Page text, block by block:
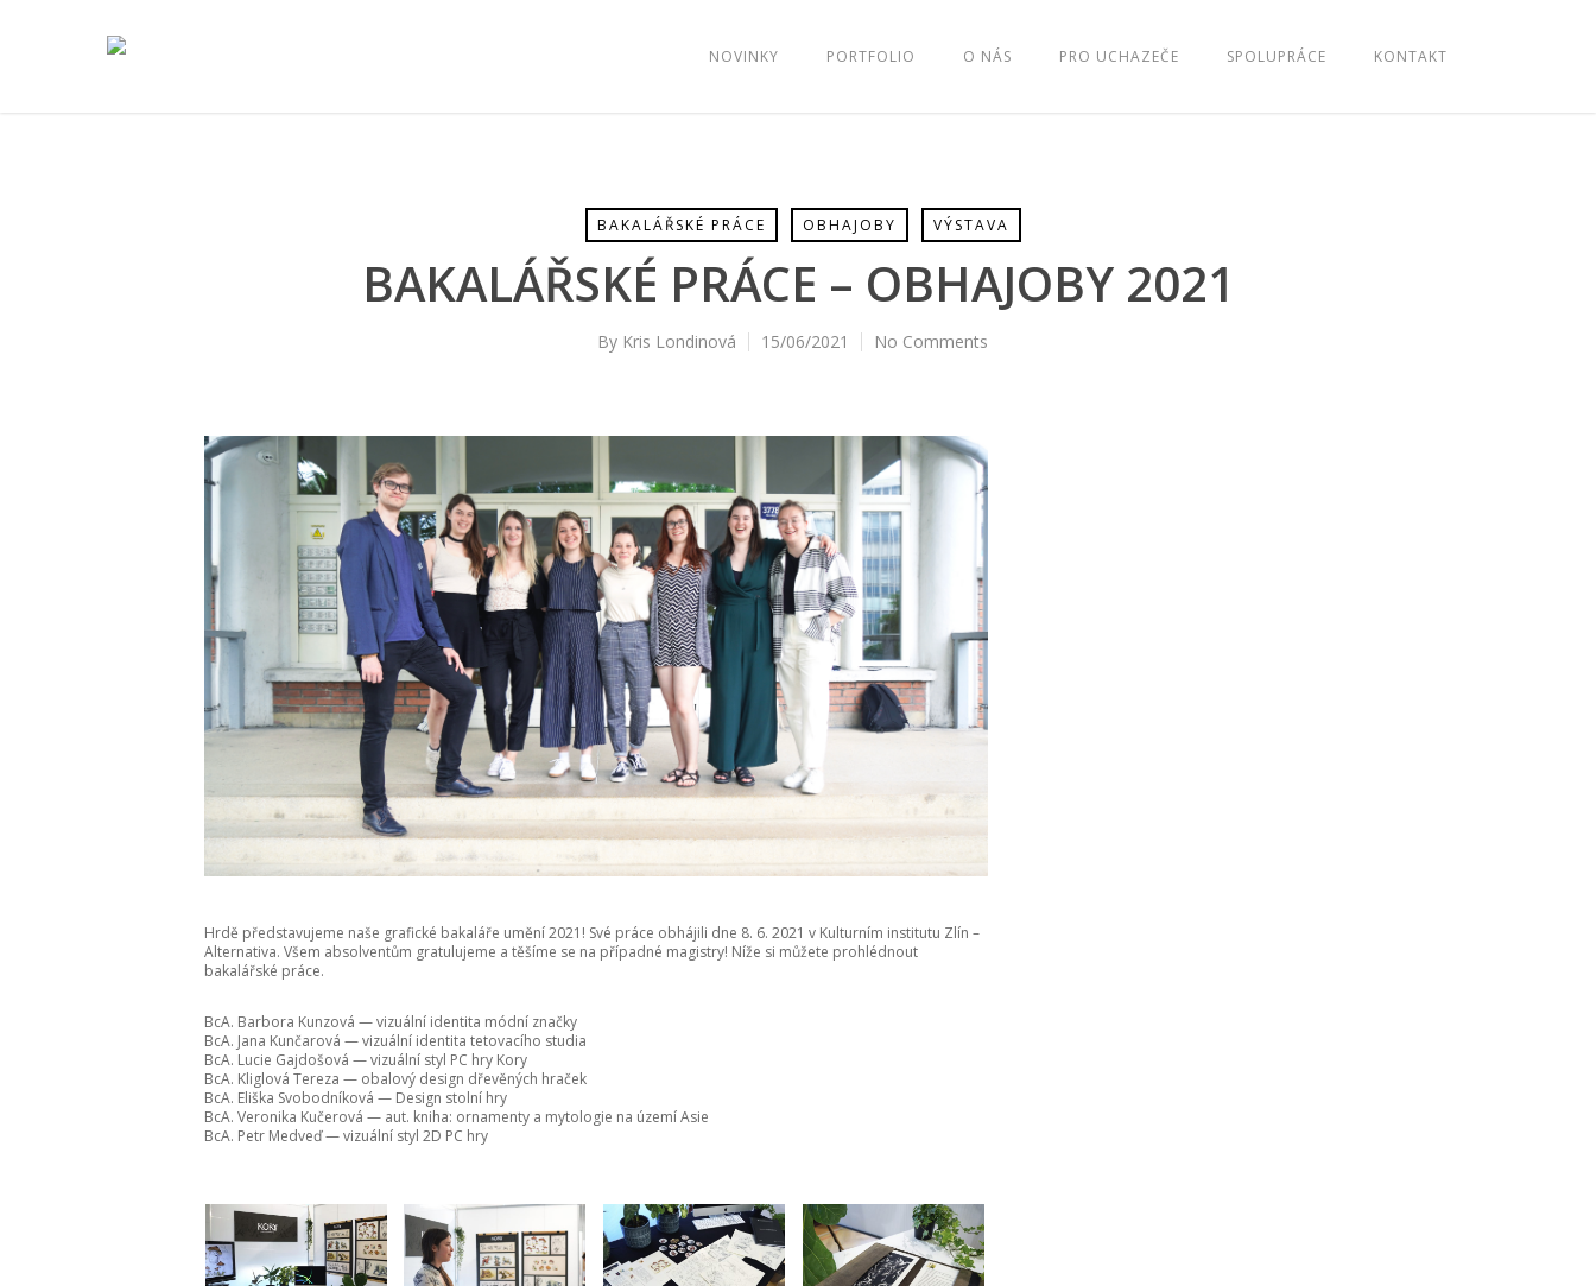
NOVINKY PORTFOLIO O NÁS PRO UCHAZEČE SPOLUPRÁCE KONTAKT
BAKALÁŘSKÉ PRÁCE OBHAJOBY VÝSTAVA
BAKALÁŘSKÉ PRÁCE – OBHAJOBY 2021
By Kris Londinová 15/06/2021 No Comments
Hrdě představujeme naše grafické bakaláře umění 2021! Své práce obhájili dne 8. 6. 2021 v Kulturním institutu Zlín –
Alternativa. Všem absolventům gratulujeme a těšíme se na případné magistry! Níže si můžete prohlédnout
bakalářské práce.
BcA. Barbora Kunzová — vizuální identita módní značky
BcA. Jana Kunčarová — vizuální identita tetovacího studia
BcA. Lucie Gajdošová — vizuální styl PC hry Kory
BcA. Kliglová Tereza — obalový design dřevěných hraček
BcA. Eliška Svobodníková — Design stolní hry
BcA. Veronika Kučerová — aut. kniha: ornamenty a mytologie na území Asie
BcA. Petr Medveď — vizuální styl 2D PC hry